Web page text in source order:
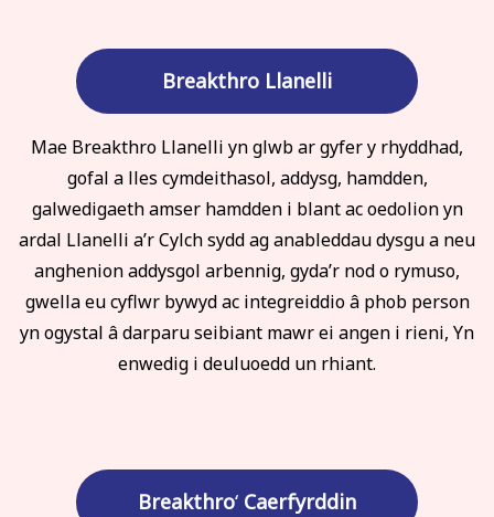
Breakthro Llanelli
Mae Breakthro Llanelli yn glwb ar gyfer y rhyddhad,
gofal a lles cymdeithasol, addysg, hamdden,
galwedigaeth amser hamdden i blant ac oedolion yn
ardal Llanelli a’r Cylch sydd ag anableddau dysgu a neu
anghenion addysgol arbennig, gyda’r nod o rymuso,
gwella eu cyflwr bywyd ac integreiddio â phob person
yn ogystal â darparu seibiant mawr ei angen i rieni, Yn
enwedig i deuluoedd un rhiant.
Breakthro‘ Caerfyrddin